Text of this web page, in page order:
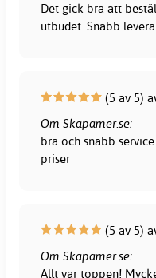
Det gick bra att
utbudet. Snabb
(5 av 5)
Om Skapamer.se:
bra och snabb
priser
(5 av 5)
Om Skapamer.se:
Allt var toppen!